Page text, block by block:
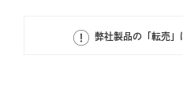
弊社製品の「転売